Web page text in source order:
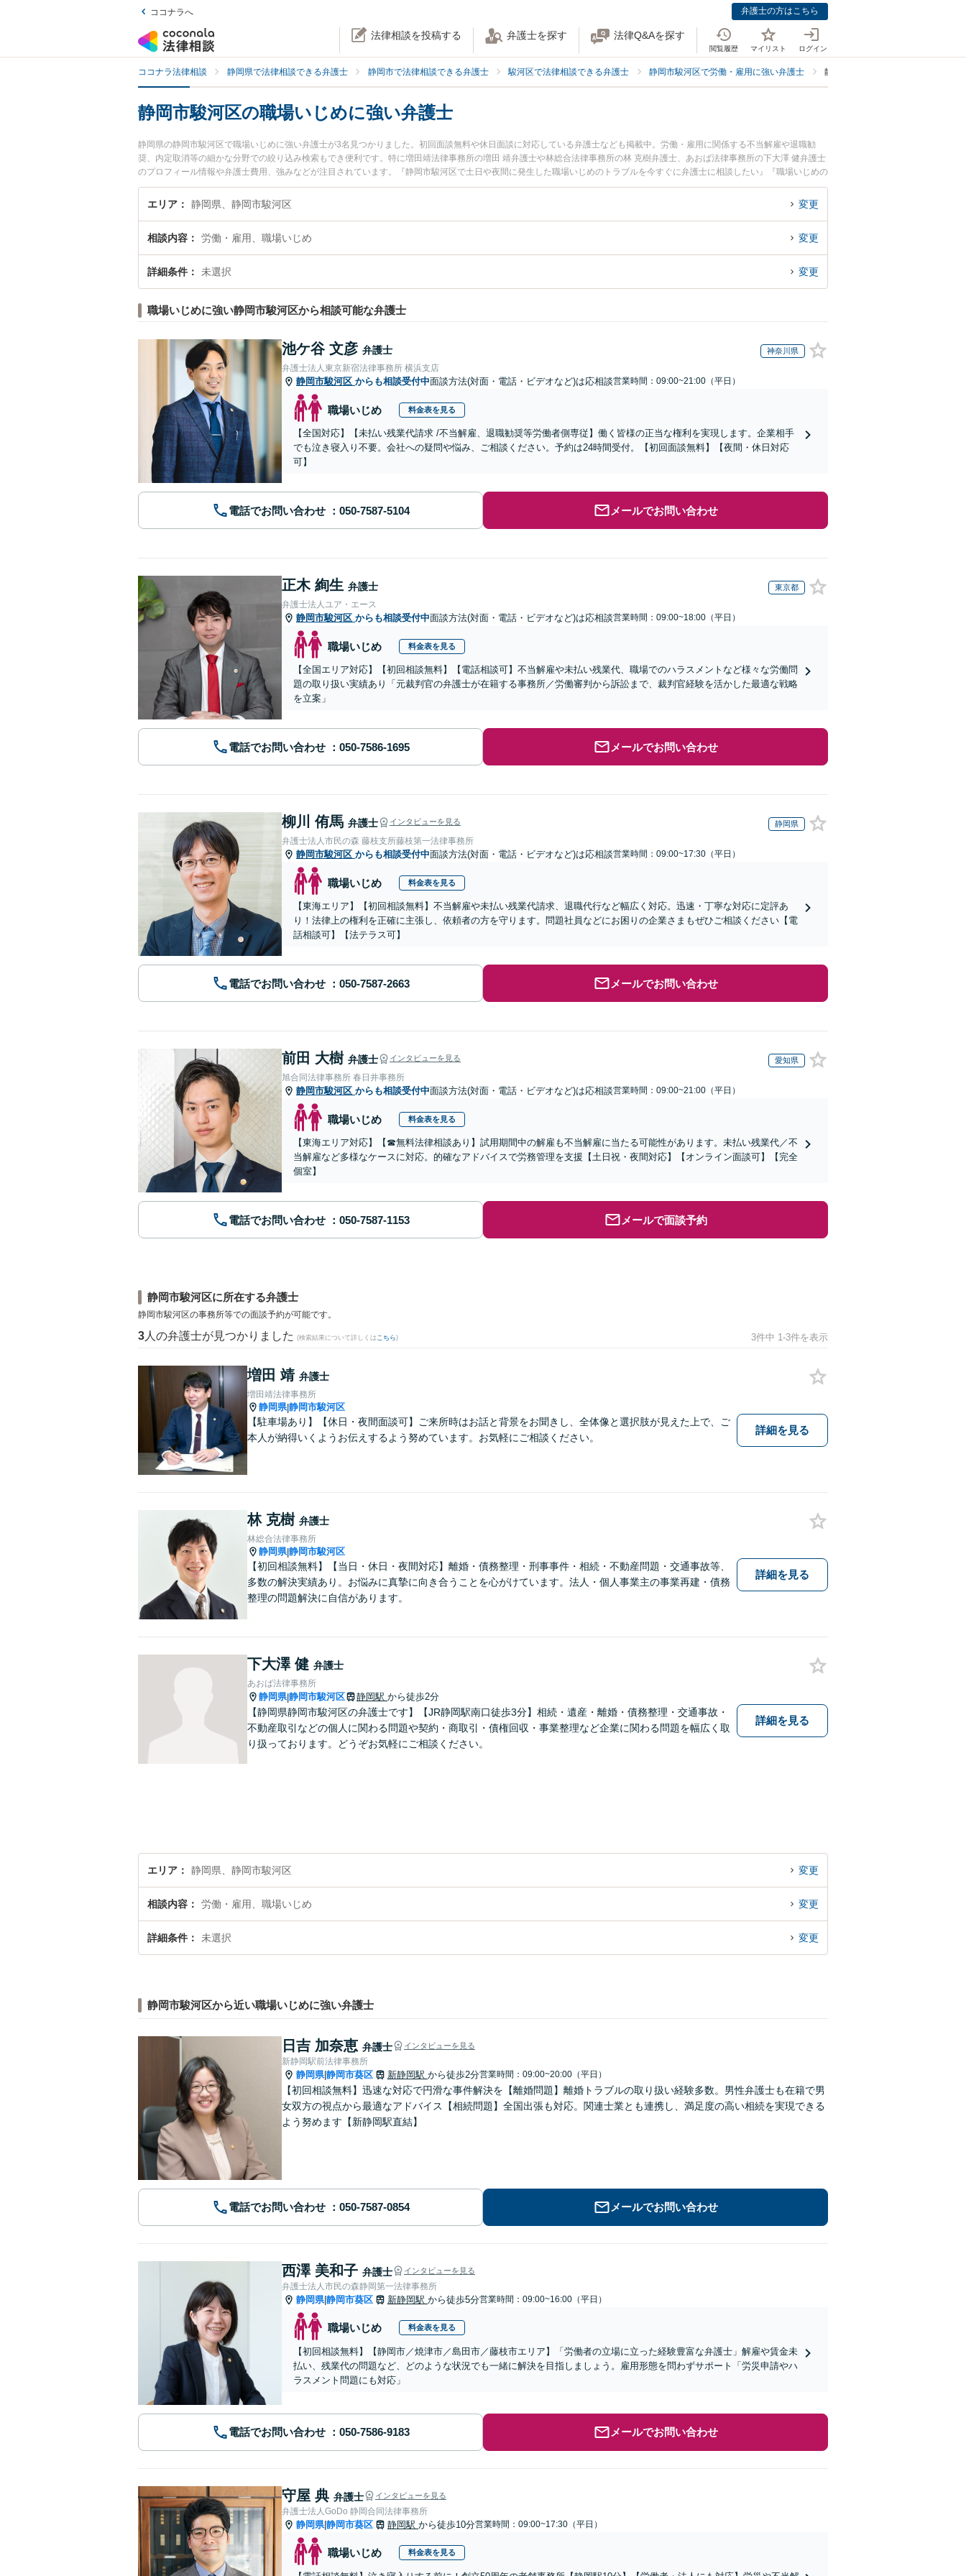
ココナラへ 弁護士の方はこちら
法律相談を投稿する 弁護士を探す 法律Q&Aを探す
閲覧履歴 マイリスト ログイン
ココナラ法律相談 静岡県で法律相談できる弁護士 静岡市で法律相談できる弁護士 駿河区で法律相談できる弁護士 静岡市駿河区で労働・雇用に強い弁護士 静岡市駿河区で職場いじめに強い弁
静岡市駿河区の職場いじめに強い弁護士
静岡県の静岡市駿河区で職場いじめに強い弁護士が3名見つかりました。初回面談無料や休日面談に対応している弁護士なども掲載中。労働・雇用に関係する不当解雇や退職勧
奨、内定取消等の細かな分野での絞り込み検索もでき便利です。特に増田靖法律事務所の増田 靖弁護士や林総合法律事務所の林 克樹弁護士、あおば法律事務所の下大澤 健弁護士
のプロフィール情報や弁護士費用、強みなどが注目されています。『静岡市駿河区で土日や夜間に発生した職場いじめのトラブルを今すぐに弁護士に相談したい』『職場いじめの
トラブル解決の実績豊富な近くの弁護士を検索したい』『初回相談無料で職場いじめを法律相談できる静岡市駿河区内の弁護士に相談予約したい』などでお困りの相談者さんにお
すすめです。
エリア 静岡県、静岡市駿河区 変更
相談内容 労働・雇用、職場いじめ 変更
詳細条件 未選択 変更
職場いじめに強い静岡市駿河区から相談可能な弁護士
池ケ谷 文彦 弁護士 神奈川県
弁護士法人東京新宿法律事務所 横浜支店
静岡市駿河区 からも相談受付中面談方法(対面・電話・ビデオなど)は応相談営業時間：09:00~21:00（平日）
職場いじめ 料金表を見る
【全国対応】【未払い残業代請求 /不当解雇、退職勧奨等労働者側専従】働く皆様の正当な権利を実現します。企業相手
でも泣き寝入り不要。会社への疑問や悩み、ご相談ください。予約は24時間受付。【初回面談無料】【夜間・休日対応
可】
電話でお問い合わせ メールでお問い合わせ
正木 絢生 弁護士 東京都
弁護士法人ユア・エース
静岡市駿河区 からも相談受付中面談方法(対面・電話・ビデオなど)は応相談営業時間：09:00~18:00（平日）
職場いじめ 料金表を見る
【全国エリア対応】【初回相談無料】【電話相談可】不当解雇や未払い残業代、職場でのハラスメントなど様々な労働問
題の取り扱い実績あり「元裁判官の弁護士が在籍する事務所／労働審判から訴訟まで、裁判官経験を活かした最適な戦略
を立案」
電話でお問い合わせ メールでお問い合わせ
柳川 侑馬 弁護士 インタビューを見る 静岡県
弁護士法人市民の森 藤枝支所藤枝第一法律事務所
静岡市駿河区 からも相談受付中面談方法(対面・電話・ビデオなど)は応相談営業時間：09:00~17:30（平日）
職場いじめ 料金表を見る
【東海エリア】【初回相談無料】不当解雇や未払い残業代請求、退職代行など幅広く対応。迅速・丁寧な対応に定評あ
り！法律上の権利を正確に主張し、依頼者の方を守ります。問題社員などにお困りの企業さまもぜひご相談ください【電
話相談可】【法テラス可】
電話でお問い合わせ メールでお問い合わせ
前田 大樹 弁護士 インタビューを見る 愛知県
旭合同法律事務所 春日井事務所
静岡市駿河区 からも相談受付中面談方法(対面・電話・ビデオなど)は応相談営業時間：09:00~21:00（平日）
職場いじめ 料金表を見る
【東海エリア対応】【☎︎無料法律相談あり】試用期間中の解雇も不当解雇に当たる可能性があります。未払い残業代／不
当解雇など多様なケースに対応。的確なアドバイスで労務管理を支援【土日祝・夜間対応】【オンライン面談可】【完全
個室】
電話でお問い合わせ メールで面談予約
静岡市駿河区に所在する弁護士
静岡市駿河区の事務所等での面談予約が可能です。
3 人の弁護士が見つかりました (検索結果について詳しくは こちら) 3件中 1-3件を表示
増田 靖 弁護士
増田靖法律事務所
静岡県|静岡市駿河区
【駐車場あり】【休日・夜間面談可】ご来所時はお話と背景をお聞きし、全体像と選択肢が見えた上で、ご
本人が納得いくようお伝えするよう努めています。お気軽にご相談ください。
詳細を見る
林 克樹 弁護士
林総合法律事務所
静岡県|静岡市駿河区
【初回相談無料】【当日・休日・夜間対応】離婚・債務整理・刑事事件・相続・不動産問題・交通事故等、
多数の解決実績あり。お悩みに真摯に向き合うことを心がけています。法人・個人事業主の事業再建・債務
整理の問題解決に自信があります。
詳細を見る
下大澤 健 弁護士
あおば法律事務所
静岡県|静岡市駿河区 静岡駅 から徒歩2分
【静岡県静岡市駿河区の弁護士です】【JR静岡駅南口徒歩3分】相続・遺産・離婚・債務整理・交通事故・
不動産取引などの個人に関わる問題や契約・商取引・債権回収・事業整理など企業に関わる問題を幅広く取
り扱っております。どうぞお気軽にご相談ください。
詳細を見る
エリア 静岡県、静岡市駿河区 変更
相談内容 労働・雇用、職場いじめ 変更
詳細条件 未選択 変更
静岡市駿河区から近い職場いじめに強い弁護士
日吉 加奈恵 弁護士 インタビューを見る
新静岡駅前法律事務所
静岡県|静岡市葵区 新静岡駅 から徒歩2分営業時間：09:00~20:00（平日）
【初回相談無料】迅速な対応で円滑な事件解決を【離婚問題】離婚トラブルの取り扱い経験多数。男性弁護士も在籍で男
女双方の視点から最適なアドバイス【相続問題】全国出張も対応。関連士業とも連携し、満足度の高い相続を実現できる
よう努めます【新静岡駅直結】
電話でお問い合わせ メールでお問い合わせ
西澤 美和子 弁護士 インタビューを見る
弁護士法人市民の森静岡第一法律事務所
静岡県|静岡市葵区 新静岡駅 から徒歩5分営業時間：09:00~16:00（平日）
職場いじめ 料金表を見る
【初回相談無料】【静岡市／焼津市／島田市／藤枝市エリア】「労働者の立場に立った経験豊富な弁護士」解雇や賃金未
払い、残業代の問題など、どのような状況でも一緒に解決を目指しましょう。雇用形態を問わずサポート「労災申請やハ
ラスメント問題にも対応」
電話でお問い合わせ メールでお問い合わせ
守屋 典 弁護士 インタビューを見る
弁護士法人GoDo 静岡合同法律事務所
静岡県|静岡市葵区 静岡駅 から徒歩10分営業時間：09:00~17:30（平日）
職場いじめ 料金表を見る